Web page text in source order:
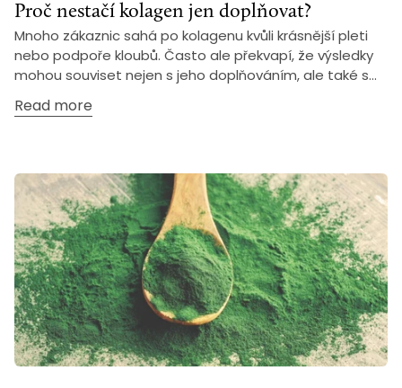
Proč nestačí kolagen jen doplňovat?
Mnoho zákaznic sahá po kolagenu kvůli krásnější pleti
nebo podpoře kloubů. Často ale překvapí, že výsledky
mohou souviset nejen s jeho doplňováním, ale také s...
Read more